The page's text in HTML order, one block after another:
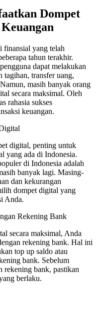
Dompet
finansial yang telah
tahun terakhir.
dapat melakukan
tagihan, transfer uang,
masih banyak orang
secara maksimal. Oleh
rahasia sukses
keuangan.
digital, penting untuk
yang ada di Indonesia.
di Indonesia adalah
banyak lagi. Masing-
dan kekurangan
dompet digital yang
Anda.
Rekening Bank
secara maksimal, Anda
rekening bank. Hal ini
top up saldo atau
bank. Sebelum
rekening bank, pastikan
berlaku.